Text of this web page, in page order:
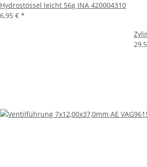
Hydrostössel leicht 56g INA 420004310
6,95 € *